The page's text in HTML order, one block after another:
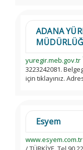
ADANA
yuregir.meb.gov.tr
3223242081.
için tıklayınız.
Esyem
www.esyem.com.tr